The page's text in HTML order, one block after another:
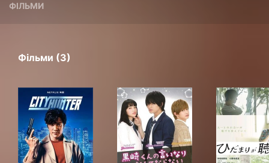
ФІЛЬМИ
Фільми (3)